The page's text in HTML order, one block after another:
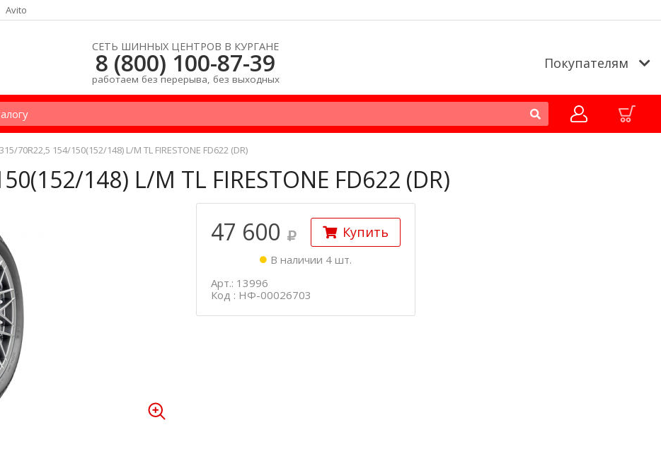
Avito
СЕТЬ ШИННЫХ ЦЕНТРОВ В КУРГАНЕ
8 (800) 100-87-39
работаем без перерыва, без выходных
Покупателям
70R22,5 154/150(152/148) L/М TL FIRESTONE FD622 (DR)
148) L/М TL FIRESTONE FD622 (DR)
47 600
Купить
В наличии 4 шт.
Арт.: 13996
Код : НФ-00026703